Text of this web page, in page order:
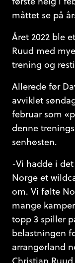
måttet se på
Året 2022 ble
Ruud med
trening og
Allerede før
avviklet
februar som
denne
senhøsten.
-Vi hadde i
Norge et
om. Vi følte
mange
topp 3 spiller
belastningen
arrangørland